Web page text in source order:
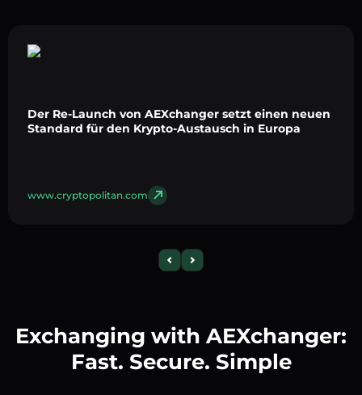
Der Re-Launch von AEXchanger setzt einen neuen
Standard für den Krypto-Austausch in Europa
www.cryptopolitan.com
Exchanging with AEXchanger:
Fast. Secure. Simple